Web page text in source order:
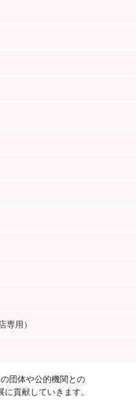
用）
団体や公的機関との
貢献していきます。